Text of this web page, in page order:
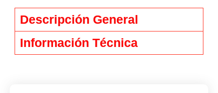
Descripción General
Información Técnica